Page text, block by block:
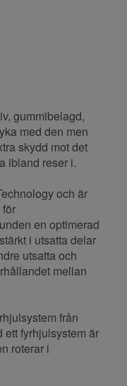
gummibelagd,
med den men
skydd mot det
ibland reser i.
och är
en optimerad
i utsatta delar
utsatta och
mellan
från
fyrhjulsystem är
roterar i